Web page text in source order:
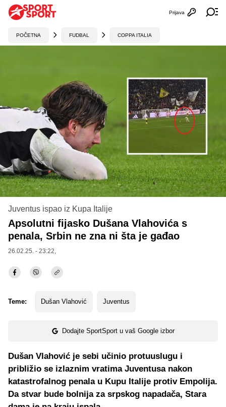
Otvori
Prijava
POČETNA FUDBAL COPPA ITALIA
Juventus ispao iz Kupa Italije
Apsolutni fijasko Dušana Vlahovića s
penala, Srbin ne zna ni šta je gađao
26.02.25. - 23:22,
Teme: Dušan Vlahović Juventus
Dodajte SportSport u vaš Google izbor
Dušan Vlahović je sebi učinio protuuslugu i
približio se izlaznim vratima Juventusa nakon
katastrofalnog penala u Kupu Italije protiv Empolija.
Da stvar bude bolnija za srpskog napadača, Stara